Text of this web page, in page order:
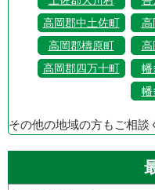
高岡郡中土佐町
高
高岡郡檮原町
高
高岡郡四万十町
幡
幡
その他の地域の方もご相談